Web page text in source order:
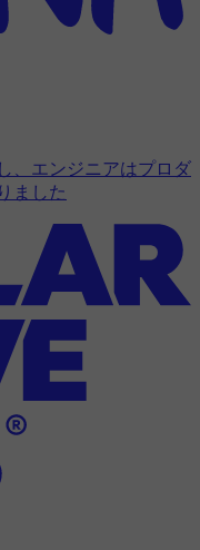
、エンジニアはプロダ
ました